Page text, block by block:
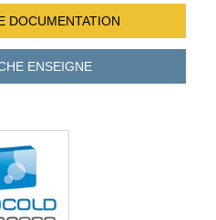
DOCUMENTATION
ENSEIGNE